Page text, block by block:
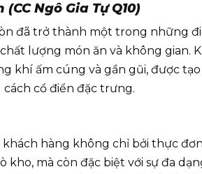
Ngô Gia Tự Q10)
đã trở thành một trong những
lượng món ăn và không gian.
khí ấm cúng và gần gũi, được
cổ điển đặc trưng.
hàng không chỉ bởi thực
kho, mà còn đặc biệt với sự đa